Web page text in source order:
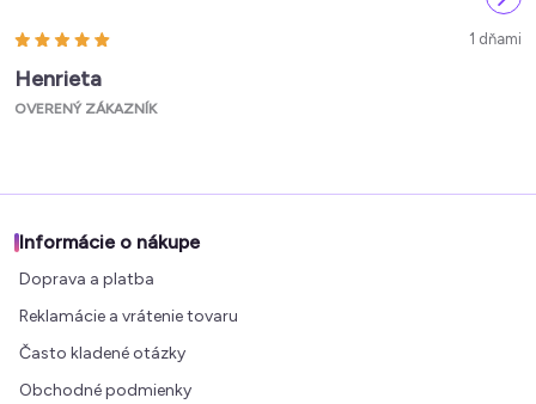
1 dňami
Henrieta
OVERENÝ ZÁKAZNÍK
Informácie o nákupe
Doprava a platba
Reklamácie a vrátenie tovaru
Často kladené otázky
Obchodné podmienky